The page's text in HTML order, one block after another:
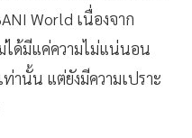
World เนื่องจาก
ได้มีแค่ความไม่แน่นอน
านั้น แต่ยังมีความเปราะ